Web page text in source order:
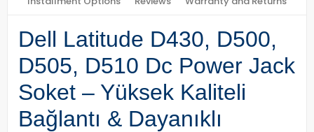
Dell Latitude D430, D500,
D505, D510 Dc Power Jack
Soket – Yüksek Kaliteli
Bağlantı & Dayanıklı